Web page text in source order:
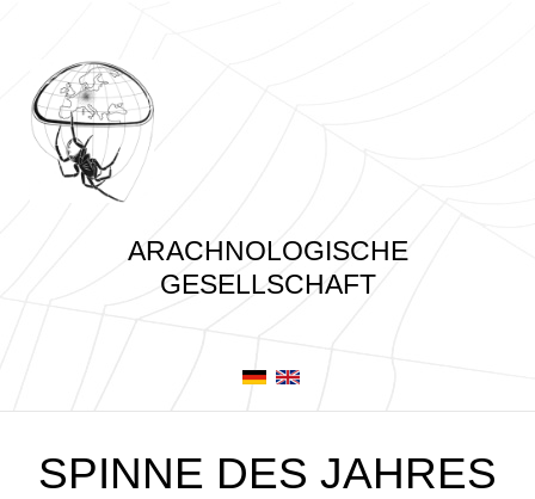
ARACHNOLOGISCHE
GESELLSCHAFT
SPINNE DES JAHRES